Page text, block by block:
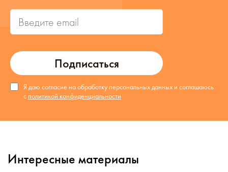
Подписаться
Я даю согласие на обработку персональных данных и соглашаюсь
с политикой конфиденциальности
Интересные материалы